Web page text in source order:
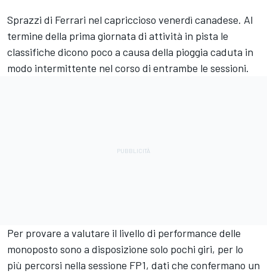
Sprazzi di Ferrari nel capriccioso venerdì canadese. Al
termine della prima giornata di attività in pista le
classifiche dicono poco a causa della pioggia caduta in
modo intermittente nel corso di entrambe le sessioni.
Per provare a valutare il livello di performance delle
monoposto sono a disposizione solo pochi giri, per lo
più percorsi nella sessione FP1, dati che confermano un